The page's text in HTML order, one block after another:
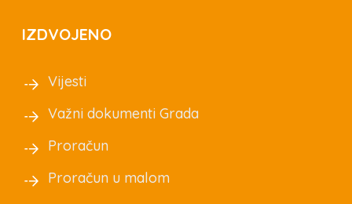
IZDVOJENO
Vijesti
Važni dokumenti Grada
Proračun
Proračun u malom